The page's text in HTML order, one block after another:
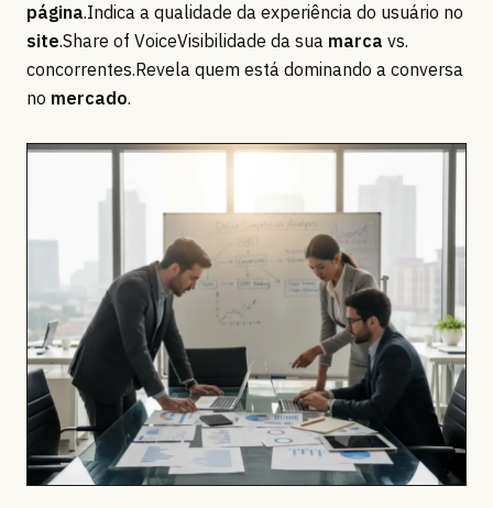
página.Indica a qualidade da experiência do usuário no
site.Share of VoiceVisibilidade da sua marca vs.
concorrentes.Revela quem está dominando a conversa
no mercado.